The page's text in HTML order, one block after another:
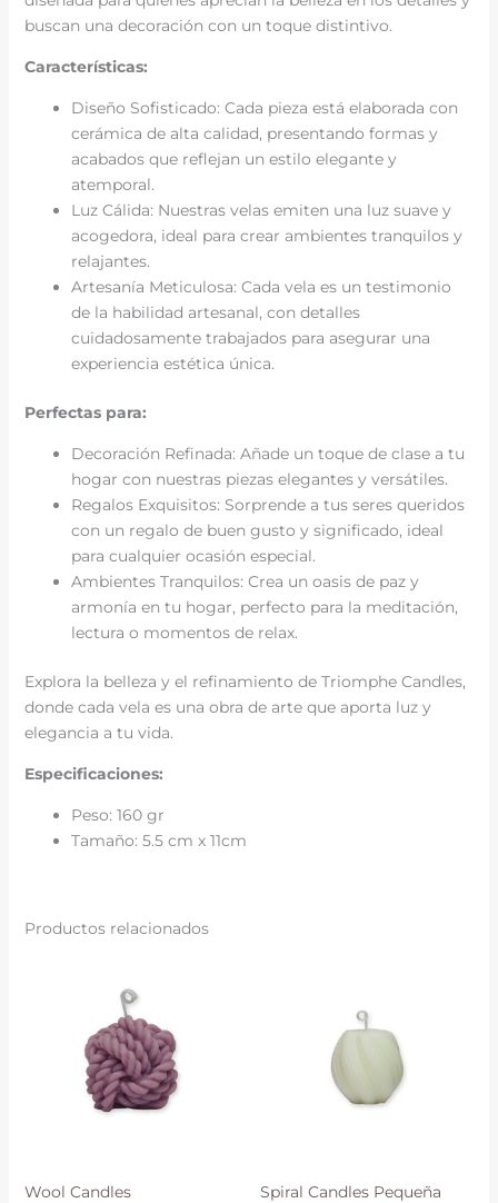
buscan una decoración con un toque distintivo.
Características:
Diseño Sofisticado: Cada pieza está elaborada con
cerámica de alta calidad, presentando formas y
acabados que reflejan un estilo elegante y
atemporal.
Luz Cálida: Nuestras velas emiten una luz suave y
acogedora, ideal para crear ambientes tranquilos y
relajantes.
Artesanía Meticulosa: Cada vela es un testimonio
de la habilidad artesanal, con detalles
cuidadosamente trabajados para asegurar una
experiencia estética única.
Perfectas para:
Decoración Refinada: Añade un toque de clase a tu
hogar con nuestras piezas elegantes y versátiles.
Regalos Exquisitos: Sorprende a tus seres queridos
con un regalo de buen gusto y significado, ideal
para cualquier ocasión especial.
Ambientes Tranquilos: Crea un oasis de paz y
armonía en tu hogar, perfecto para la meditación,
lectura o momentos de relax.
Explora la belleza y el refinamiento de Triomphe Candles,
donde cada vela es una obra de arte que aporta luz y
elegancia a tu vida.
Especificaciones:
Peso: 160 gr
Tamaño: 5.5 cm x 11cm
Productos relacionados
Wool Candles Spiral Candles Pequeña